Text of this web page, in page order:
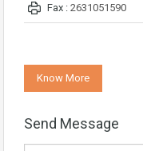
Fax : 2631051590
Know More
Send Message